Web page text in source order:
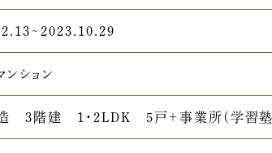
ンション
3階建 1・2LDK 5戸＋事業所(学習